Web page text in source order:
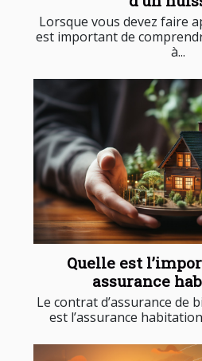
Lorsque vous devez faire
est important de
à...
Quelle est
assurance
Le contrat d’assurance de
est l’assurance